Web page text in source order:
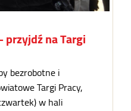
przyjdź na Targi
bezrobotne i
Targi Pracy,
w hali